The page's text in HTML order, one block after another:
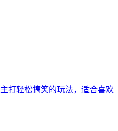
打轻松搞笑的玩法，适合喜欢